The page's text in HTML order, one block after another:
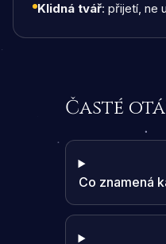
Klidná tvář: přijetí, ne
Časté
Co znamená